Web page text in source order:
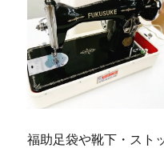
福助足袋や靴下・スト